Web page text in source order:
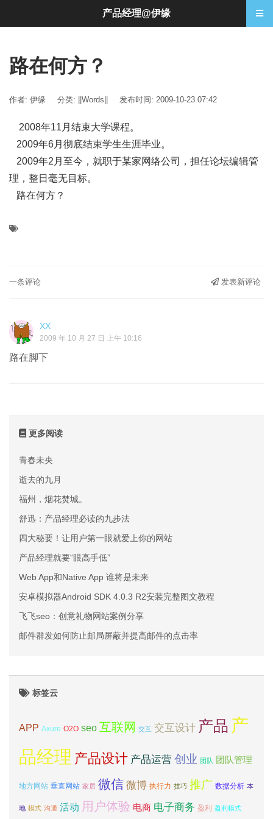
路在何方？
作者: 伊缘 分类: ||Words|| 发布时间: 2009-10-23 07:42
2008年11月结束大学课程。
2009年6月彻底结束学生生涯毕业。
2009年2月至今，就职于某家网络公司，担任论坛编辑管
理，整日毫无目标。
路在何方？
一条评论 发表新评论
XX
2009 年 10 月 27 日 上午 10:16
路在脚下
更多阅读
青春未央
逝去的九月
福州，烟花焚城。
舒迅：产品经理必读的九步法
四大秘要！让用户第一眼就爱上你的网站
产品经理就要“眼高手低”
Web App和Native App 谁将是未来
安卓模拟器Android SDK 4.0.3 R2安装完整图文教程
飞飞seo：创意礼物网站案例分享
邮件群发如何防止邮局屏蔽并提高邮件的点击率
标签云
APP Axure O2O seo 互联网 交互 交互设计 产品 产
品经理 产品设计 产品运营 创业 团队 团队管理
地方网站 垂直网站 家居 微信 微博 执行力 技巧 推广 数据分析 本
地 模式 沟通 活动 用户体验 电商 电子商务 盈利 盈利模式
产品经理@伊缘